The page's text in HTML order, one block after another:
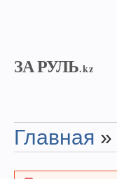
ЗА РУЛЬ.kz
You are here
Главная »